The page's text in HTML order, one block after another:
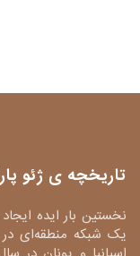
تاریخچه ی ژئو
نخستین بار ایده
یک شبکه منطقه‌ای در